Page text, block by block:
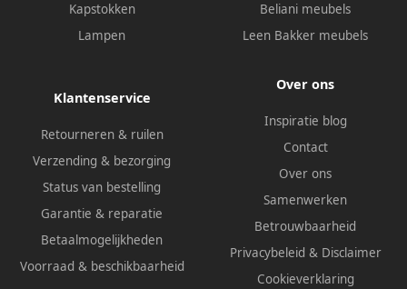
Kapstokken
Lampen
Beliani meubels
Leen Bakker meubels
Klantenservice
Retourneren & ruilen
Verzending & bezorging
Status van bestelling
Garantie & reparatie
Betaalmogelijkheden
Voorraad & beschikbaarheid
Over ons
Inspiratie blog
Contact
Over ons
Samenwerken
Betrouwbaarheid
Privacybeleid & Disclaimer
Cookieverklaring